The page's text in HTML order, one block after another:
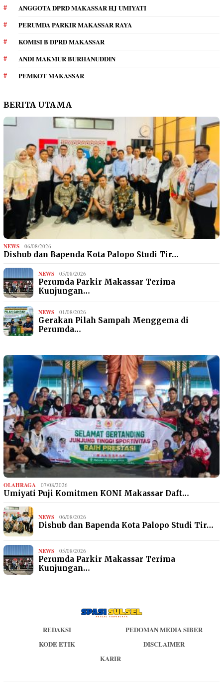
ANGGOTA DPRD MAKASSAR HJ UMIYATI
PERUMDA PARKIR MAKASSAR RAYA
KOMISI B DPRD MAKASSAR
ANDI MAKMUR BURHANUDDIN
PEMKOT MAKASSAR
BERITA UTAMA
NEWS 06/08/2026
Dishub dan Bapenda Kota Palopo Studi Tir…
NEWS 05/08/2026
Perumda Parkir Makassar Terima
Kunjungan…
NEWS 01/08/2026
Gerakan Pilah Sampah Menggema di
Perumda…
OLAHRAGA 07/08/2026
Umiyati Puji Komitmen KONI Makassar Daft…
NEWS 06/08/2026
Dishub dan Bapenda Kota Palopo Studi Tir…
NEWS 05/08/2026
Perumda Parkir Makassar Terima
Kunjungan…
REDAKSI
PEDOMAN MEDIA SIBER
KODE ETIK
DISCLAIMER
KARIR